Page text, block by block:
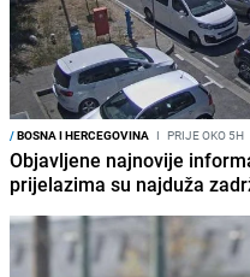
/BOSNA I HERCEGOVINA I PRIJE OKO 5H
Objavljene najnovije
prijelazima su najduža